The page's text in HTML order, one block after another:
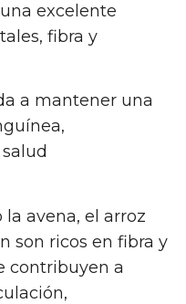
excelente
fibra y
a mantener una
la avena, el arroz
son ricos en fibra y
contribuyen a